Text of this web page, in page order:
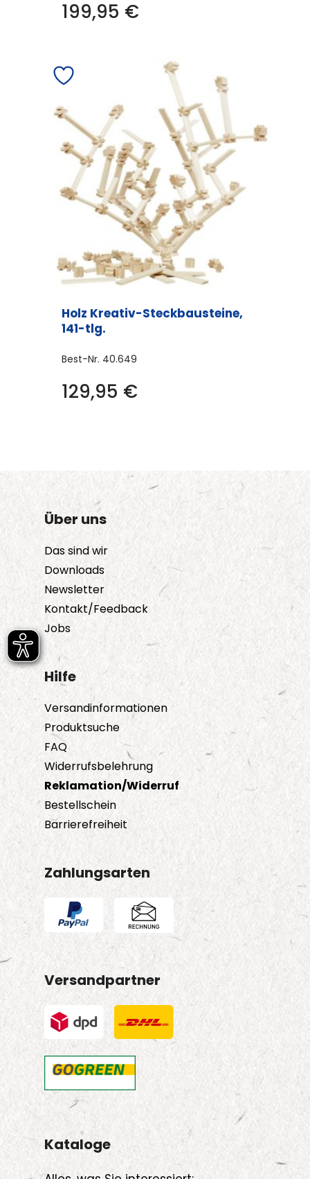
199,95 €
Holz Kreativ-Steckbausteine,
141-tlg.
Best-Nr. 40.649
129,95 €
Über uns
Das sind wir
Downloads
Newsletter
Kontakt/Feedback
Jobs
Hilfe
Versandinformationen
Produktsuche
FAQ
Widerrufsbelehrung
Reklamation/Widerruf
Bestellschein
Barrierefreiheit
Zahlungsarten
Versandpartner
Kataloge